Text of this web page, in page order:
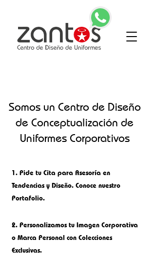
Somos un Centro de Diseño
de Conceptualización de
Uniformes Corporativos
1. Pide tu Cita para Asesoría en
Tendencias y Diseño. Conoce nuestro
Portafolio.
2. Personalizamos tu Imagen Corporativa
o Marca Personal con Colecciones
Exclusivas.